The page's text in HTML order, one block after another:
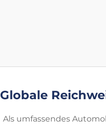
Globale
Als umfassendes